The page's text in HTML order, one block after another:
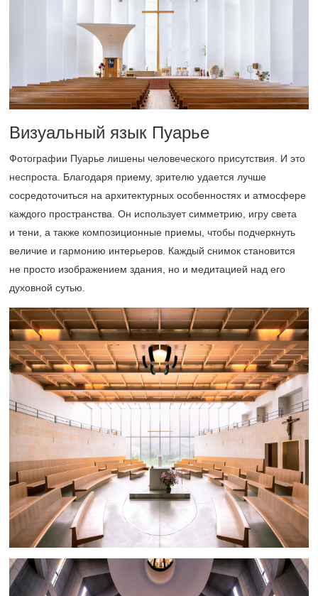
Визуальный язык Пуарье
Фотографии Пуарье лишены человеческого присутствия. И это
неспроста. Благодаря приему, зрителю удается лучше
сосредоточиться на архитектурных особенностях и атмосфере
каждого пространства. Он использует симметрию, игру света
и тени, а также композиционные приемы, чтобы подчеркнуть
величие и гармонию интерьеров. Каждый снимок становится
не просто изображением здания, но и медитацией над его
духовной сутью.